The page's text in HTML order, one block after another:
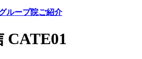
ループ院ご紹介
CATE01